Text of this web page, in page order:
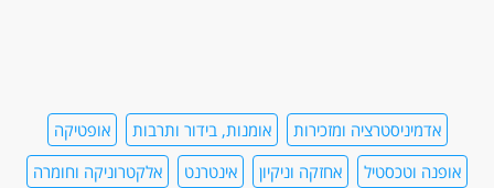
אדמיניסטרציה ומזכירות אומנות, בידור ותרבות
אופטיקה
אופנה וטכסטיל
אחזקה וניקיון אינטרנט
אלקטרוניקה וחומרה